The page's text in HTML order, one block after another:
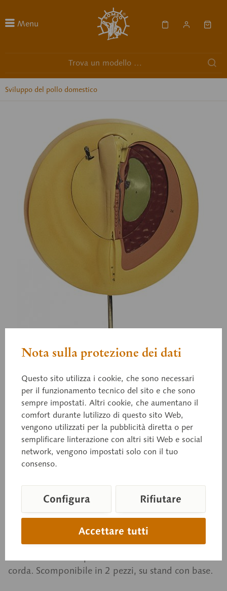
Menu
Sviluppo del pollo domestico
ZoS 103/3
Formazione dell'uovo di
Ingrandimento lineare 53x. In plastica SOMSO-
Plast®. Una parte dell'embrione tagliata concentrica
può essere staccata dal tuorlo. Attraverso una
corda. Scomponibile in 2 pezzi, su stand con base.
Nota sulla protezione dei dati
Questo sito utilizza i cookie, che sono necessari
per il funzionamento tecnico del sito e che sono
sempre impostati. Altri cookie, che aumentano il
comfort durante lutilizzo di questo sito Web,
vengono utilizzati per la pubblicità diretta o per
semplificare linterazione con altri siti Web e social
network, vengono impostati solo con il tuo
consenso.
Accettare tutti
Configura Rifiutare